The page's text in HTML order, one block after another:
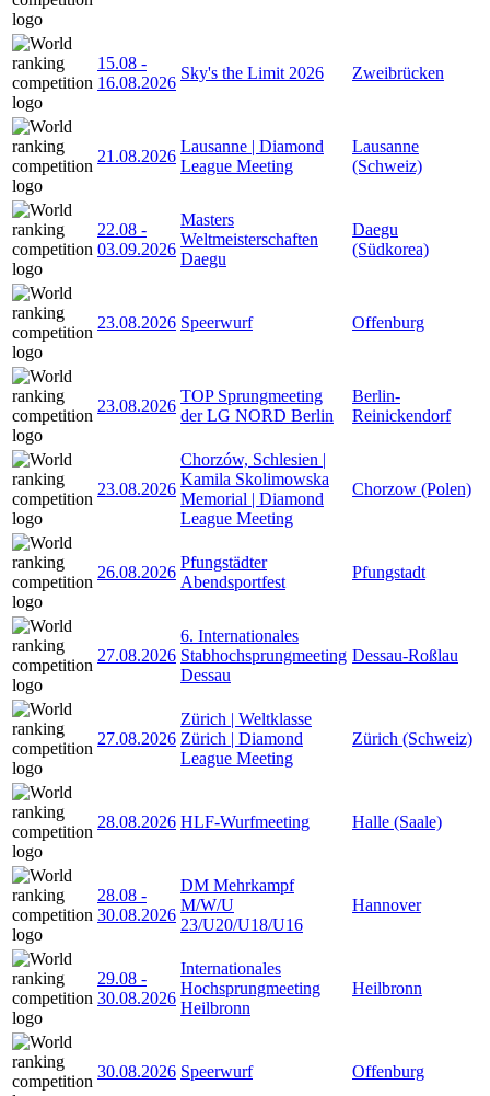
15.08 -
16.08.2026
Sky's the Limit 2026 Zweibrücken
21.08.2026
Lausanne | Diamond
League Meeting
Lausanne
(Schweiz)
22.08 -
03.09.2026
Masters
Weltmeisterschaften
Daegu
Daegu
(Südkorea)
23.08.2026 Speerwurf Offenburg
23.08.2026
TOP Sprungmeeting
der LG NORD Berlin
Berlin-
Reinickendorf
23.08.2026
Chorzów, Schlesien |
Kamila Skolimowska
Memorial | Diamond
League Meeting
Chorzow (Polen)
26.08.2026
Pfungstädter
Abendsportfest
Pfungstadt
27.08.2026
6. Internationales
Stabhochsprungmeeting
Dessau
Dessau-Roßlau
27.08.2026
Zürich | Weltklasse
Zürich | Diamond
League Meeting
Zürich (Schweiz)
28.08.2026 HLF-Wurfmeeting Halle (Saale)
28.08 -
30.08.2026
DM Mehrkampf
M/W/U
23/U20/U18/U16
Hannover
29.08 -
30.08.2026
Internationales
Hochsprungmeeting
Heilbronn
Heilbronn
30.08.2026 Speerwurf Offenburg